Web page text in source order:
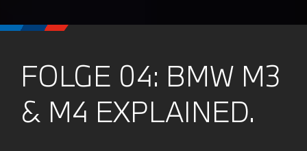
FOLGE 04: BMW M3
& M4 EXPLAINED.